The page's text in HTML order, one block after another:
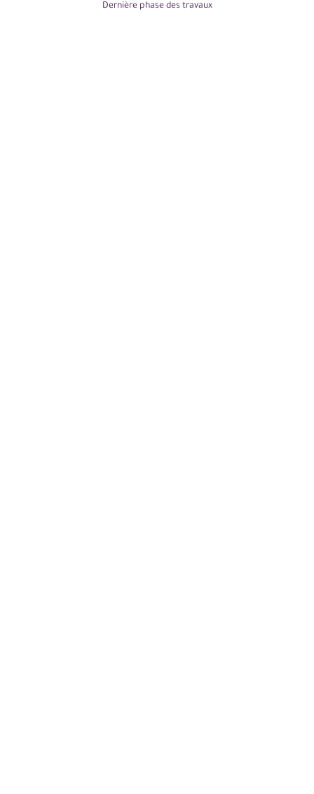
Dernière phase des travaux